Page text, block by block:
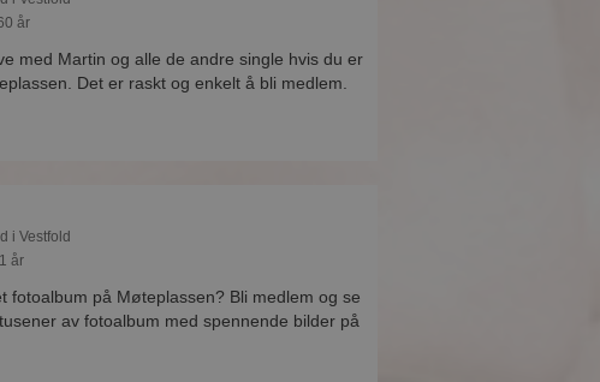
år
med Martin og alle de andre single hvis du er
Det er raskt og enkelt å bli medlem.
i Vestfold
år
fotoalbum på Møteplassen? Bli medlem og se
av fotoalbum med spennende bilder på